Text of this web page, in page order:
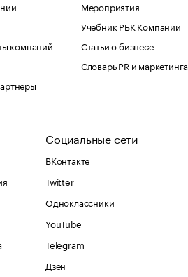
компаний
Мероприятия
Учебник РБК Компании
Статьи о бизнесе
Словарь PR и маркетинга
Социальные сети
ВКонтакте
Twitter
Одноклассники
YouTube
Telegram
Дзен